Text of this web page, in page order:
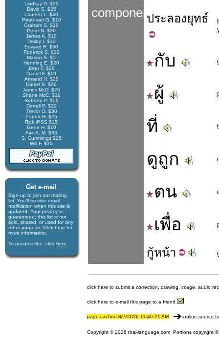
Lindsay D. $25
David S. $25
Laurent L. $40
Peter van G. $10
Graham S. $10
Peter N. $30
James A. $10
Dmitry I. $10
Edward R. $50
Roderick S. $30
Mason S. $5
Henning E. $20
John F. $20
Daniel F. $10
Armand H. $20
Daniel S. $20
James McD. $20
Shane McC. $10
Roberto P. $50
Derrell P. $20
Trevor O. $30
Patrick H. $25
Rick @SS $15
Gene H. $10
Aye A. M. $33
S. Cummings $25
Will F. $20
Get e-mail
Sign-up to join our mail­ing
list. You'll receive e­mail
notification when this site is
updated. Your privacy is
guaran­teed; this list is not
sold, shared, or used for any
other purpose. Click here for
more infor­mation.
To unsubscribe, click here
componentsประลองยุทธ์
กับ
ผู้
ที่
ดูถูก
ตน
เพื่อ
กู้หน้า
click here to submit a correction, drawing, image, audio
click here to e-mail this page to a friend
page cached 8/7/2026 11:46:21 AM online source
Copyright © 2026 thai-language.com. Portions copyright